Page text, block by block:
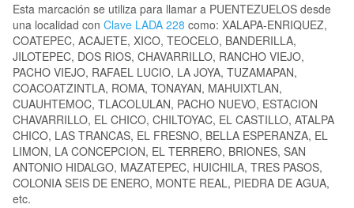
Esta marcación se utiliza para llamar a PUENTEZUELOS desde
una localidad con Clave LADA 228 como: XALAPA-ENRIQUEZ,
COATEPEC, ACAJETE, XICO, TEOCELO, BANDERILLA,
JILOTEPEC, DOS RIOS, CHAVARRILLO, RANCHO VIEJO,
PACHO VIEJO, RAFAEL LUCIO, LA JOYA, TUZAMAPAN,
COACOATZINTLA, ROMA, TONAYAN, MAHUIXTLAN,
CUAUHTEMOC, TLACOLULAN, PACHO NUEVO, ESTACION
CHAVARRILLO, EL CHICO, CHILTOYAC, EL CASTILLO, ATALPA
CHICO, LAS TRANCAS, EL FRESNO, BELLA ESPERANZA, EL
LIMON, LA CONCEPCION, EL TERRERO, BRIONES, SAN
ANTONIO HIDALGO, MAZATEPEC, HUICHILA, TRES PASOS,
COLONIA SEIS DE ENERO, MONTE REAL, PIEDRA DE AGUA,
etc.